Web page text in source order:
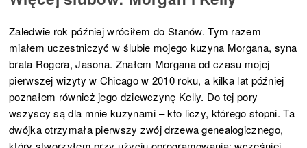
Zaledwie rok później wróciłem do Stanów. Tym razem
miałem uczestniczyć w ślubie mojego kuzyna Morgana, syna
brata Rogera, Jasona. Znałem Morgana od czasu mojej
pierwszej wizyty w Chicago w 2010 roku, a kilka lat później
poznałem również jego dziewczynę Kelly. Do tej pory
wszyscy są dla mnie kuzynami – kto liczy, którego stopni. Ta
dwójka otrzymała pierwszy zwój drzewa genealogicznego,